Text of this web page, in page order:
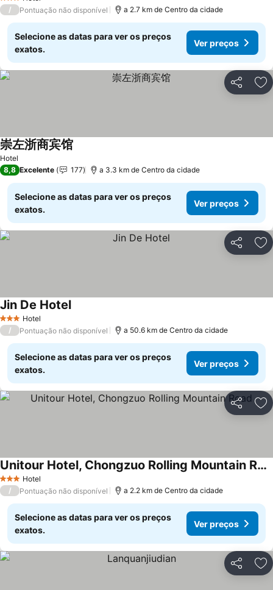
3 Estrelas
/
Pontuação não disponível a 2.7 km de Centro da cidade
Selecione as datas para ver os preços
exatos.
Ver preços
Partilhar
Hotel
崇左浙商宾馆
8,8 Excelente 177 a 3.3 km de Centro da cidade
Selecione as datas para ver os preços
exatos.
Ver preços
Partilhar
3 EstrelasHotel
Jin De Hotel
/ Pontuação não disponível a 50.6 km de Centro da cidade
Selecione as datas para ver os preços
exatos.
Ver preços
Partilhar
3 EstrelasHotel
Unitour Hotel, Chongzuo Rolling Mountain Road
/ Pontuação não disponível a 2.2 km de Centro da cidade
Selecione as datas para ver os preços
exatos.
Ver preços
Partilhar